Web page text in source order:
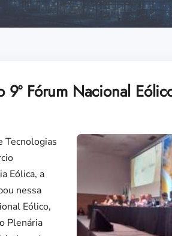
9º Fórum Nacional
Tecnologias
Eólica, a
nessa
Eólico,
Plenária